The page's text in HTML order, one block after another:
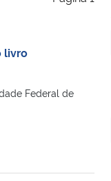
livro
Federal de